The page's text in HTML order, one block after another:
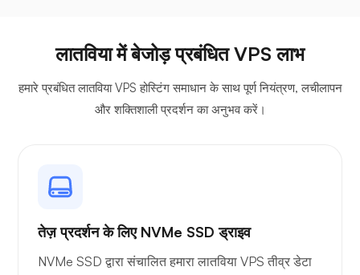
जित्सी
लातविया में बेजोड़ प्रबंधित VPS लाभ
हमारे प्रबंधित लातविया VPS होस्टिंग समाधान के साथ पूर्ण नियंत्रण, लचीलापन
और शक्तिशाली प्रदर्शन का अनुभव करें।
तेज़ प्रदर्शन के लिए NVMe SSD ड्राइव
NVMe SSD द्वारा संचालित हमारा लातविया VPS तीव्र डेटा